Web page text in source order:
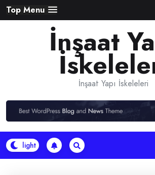
Skip
to
Top Menu
İnşaat
İnşaat Yapı İskeleleri